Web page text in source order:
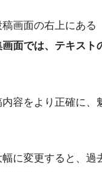
画面の右上にあ
画面では、テキスト
容をより正確に
に変更すると、